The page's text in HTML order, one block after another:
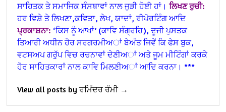
ਸਾਹਿਤਕ ਤੇ ਸਮਾਜਿਕ ਸੰਸਥਾਵਾਂ ਨਾਲ ਜੁੜੀ ਹੋਈ ਹਾਂ। ਲਿਖਣ ਰੁਚੀ:
ਹਰ ਵਿਸ਼ੇ ਤੇ ਲਿਖਣਾ,ਕਵਿਤਾ, ਲੇਖ, ਯਾਦਾਂ, ਰੀਪੋਰਟਿੰਗ ਆਦਿ
ਪ੍ਰਕਾਸ਼ਨਾ: ‘ਕਿਸ ਨੂੰ ਆਖਾਂ’ (ਕਾਵਿ ਸੰਗ੍ਰਹਿ), ਦੂਜੀ ਪੁਸਤਕ
ਤਿਆਰੀ ਅਧੀਨ ਹੋਰ ਸਰਗਰਮੀਅਾਂ ਬੇਅੰਤ ਜਿਵੇਂ ਕਿ ਫੇਸ ਬੁਕ,
ਵਟਸਅਪ ਗਰੁੱਪ ਵਿਚ ਰਚਨਾਵਾਂ ਦੇਣੀਅਾਂ ਅਤੇ ਜੂਮ ਮੀਟਿੰਗਾਂ ਕਰਕੇ
ਹੋਰ ਸਾਹਿਤਕਾਰਾਂ ਨਾਲ ਕਾਵਿ ਮਿਲਣੀਅਾਂ ਆਦਿ ਕਰਨਾ। ***
View all posts by ਰਮਿੰਦਰ ਰੰਮੀ →